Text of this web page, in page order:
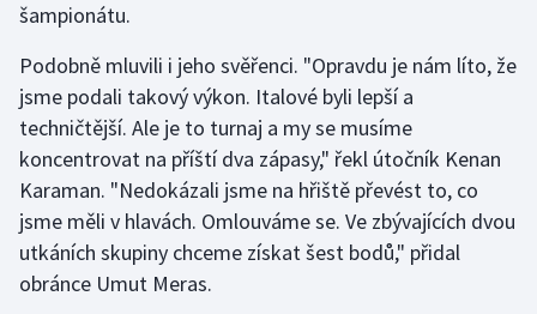
Rychlostní kanoistika
Short track
Sportovní střelba
Stolní tenis
Triatlon
šampionátu.
Podobně mluvili i jeho svěřenci. "Opravdu je nám líto, že
jsme podali takový výkon. Italové byli lepší a
techničtější. Ale je to turnaj a my se musíme
koncentrovat na příští dva zápasy," řekl útočník Kenan
Karaman. "Nedokázali jsme na hřiště převést to, co
jsme měli v hlavách. Omlouváme se. Ve zbývajících dvou
utkáních skupiny chceme získat šest bodů," přidal
obránce Umut Meras.